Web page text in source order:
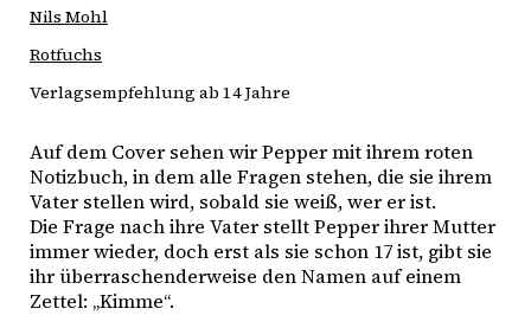
Nils Mohl
Rotfuchs
Verlagsempfehlung ab 14 Jahre
Auf dem Cover sehen wir Pepper mit ihrem roten
Notizbuch, in dem alle Fragen stehen, die sie ihrem
Vater stellen wird, sobald sie weiß, wer er ist.
Die Frage nach ihre Vater stellt Pepper ihrer Mutter
immer wieder, doch erst als sie schon 17 ist, gibt sie
ihr überraschenderweise den Namen auf einem
Zettel: „Kimme“.